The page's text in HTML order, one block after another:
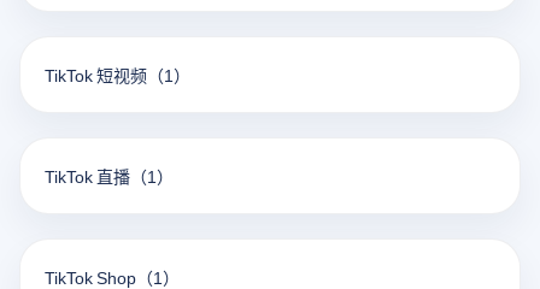
TikTok 短视频 （1）
TikTok 直播 （1）
TikTok Shop （1）